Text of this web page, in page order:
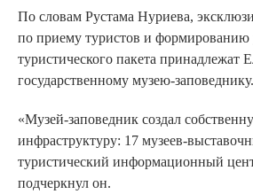
По словам Рустама Нуриева,
по приему туристов и формированию
туристического пакета принадлежат
государственному музею-заповеднику.
«Музей-заповедник создал
инфраструктуру: 17 музеев-
туристический информационный
подчеркнул он.